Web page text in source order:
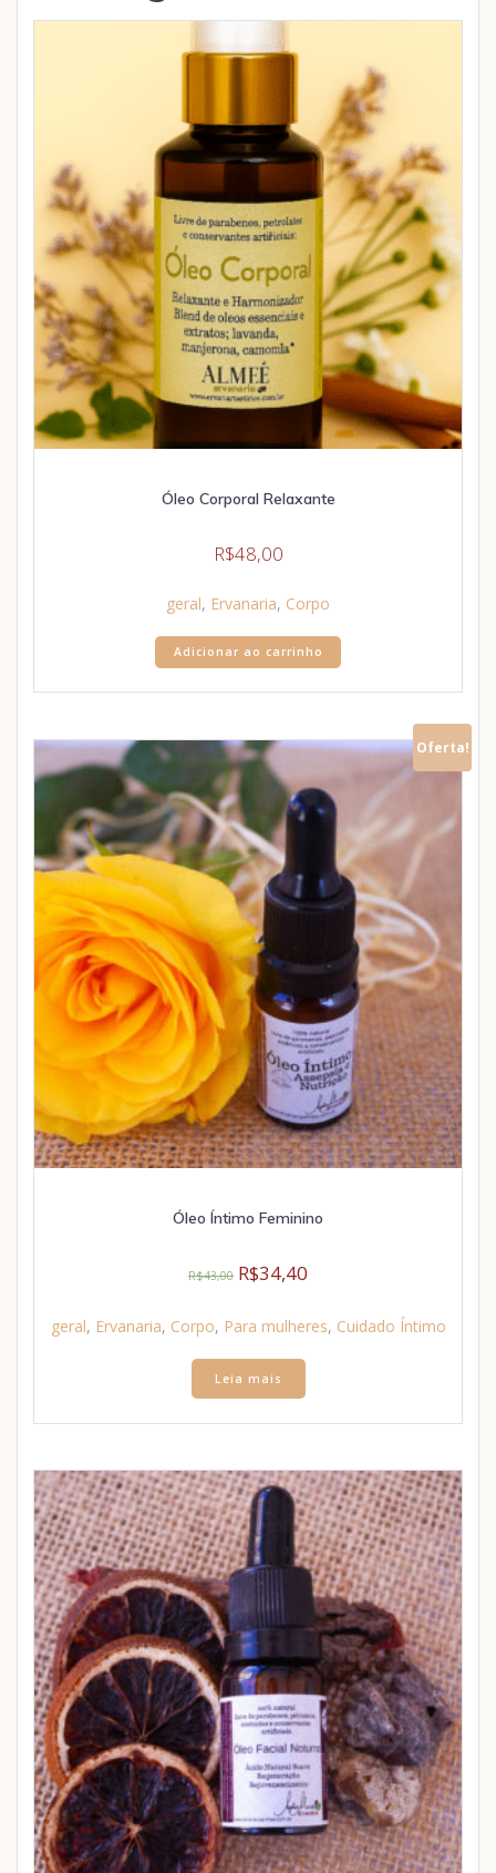
Óleo Corporal Relaxante
R$48,00
geral, Ervanaria, Corpo
Adicionar ao carrinho
Oferta!
Óleo Íntimo Feminino
R$43,00 R$34,40
geral, Ervanaria, Corpo, Para mulheres, Cuidado Íntimo
Leia mais